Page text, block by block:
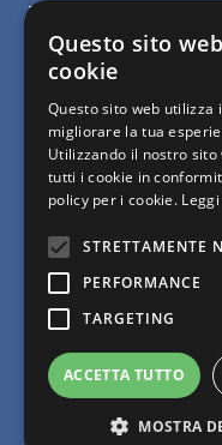
Telefono:
Mobile:+39 348
© Polimacchine Verona Italia
lavorazione del marmo e del
Facebook page
X page
Questo sito
cookie
Questo sito web utilizza
migliorare la tua
Utilizzando il nostro sito
tutti i cookie in
policy per i cookie.
STRETTAMENTE
PERFORMANCE
TARGETING
ACCETTA TUTTO
MOSTRA